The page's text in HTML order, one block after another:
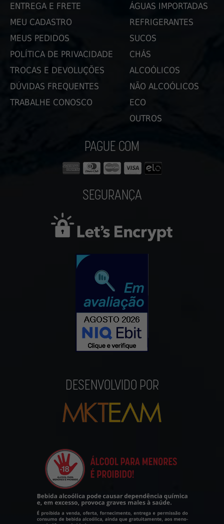
ENTREGA E FRETE
MEU CADASTRO
MEUS PEDIDOS
POLÍTICA DE PRIVACIDADE
TROCAS E DEVOLUÇÕES
DÚVIDAS FREQUENTES
TRABALHE CONOSCO
ÁGUAS IMPORTADAS
REFRIGERANTES
SUCOS
CHÁS
ALCOÓLICOS
NÃO ALCOÓLICOS
ECO
OUTROS
PAGUE COM
SEGURANÇA
DESENVOLVIDO POR